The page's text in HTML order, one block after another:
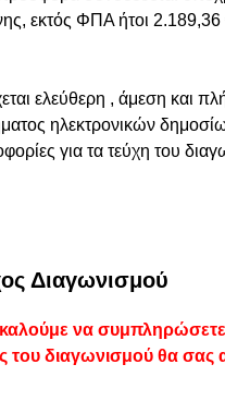
εκτός ΦΠΑ ήτοι 2.189,36
ελεύθερη , άμεση και
ηλεκτρονικών
για τα τεύχη του
Διαγωνισμού
να
του διαγωνισμού θα σας